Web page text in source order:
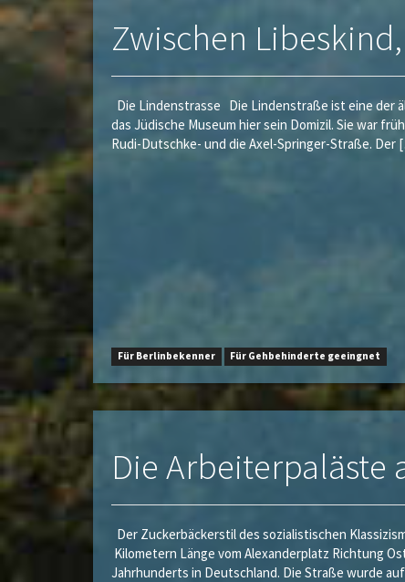
Zwischen
Die Lindenstrasse Die Lindenstraße ist eine der
das Jüdische Museum hier sein Domizil. Sie war
Rudi-Dutschke- und die Axel-Springer-Straße. Der
Für Berlinbekenner Für Gehbehinderte geeingnet
Die Arbeiterpaläste
Der Zuckerbäckerstil des sozialistischen
Kilometern Länge vom Alexanderplatz Richtung
Jahrhunderts in Deutschland. Die Straße wurde